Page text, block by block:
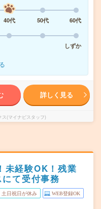
40代 50代
60代
しずか
詳しく見る
(マイナビスタッフ)
未経験OK！残業
て受付事務
土日祝日が休み WEB登録OK